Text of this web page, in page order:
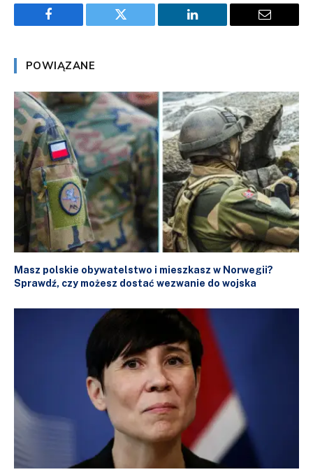
Facebook Twitter LinkedIn Email
POWIĄZANE
Masz polskie obywatelstwo i mieszkasz w Norwegii?
Sprawdź, czy możesz dostać wezwanie do wojska